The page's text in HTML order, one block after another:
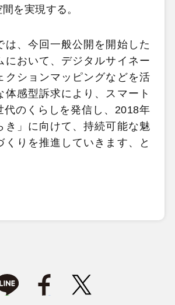
を実現する。
、今回一般公開を開始した
において、デジタルサイネー
クションマッピングなどを活
体感型訴求により、スマート
代のくらしを発信し、2018年
き」に向けて、持続可能な魅
くりを推進していきます、と